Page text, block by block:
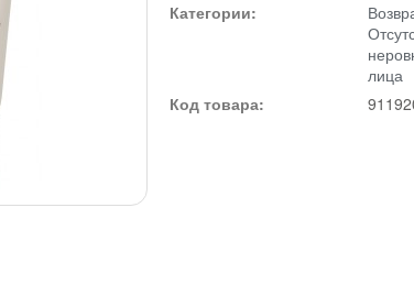
Категории:
лица
Код товара: